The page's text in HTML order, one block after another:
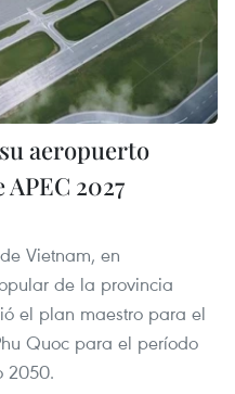
aeropuerto
2027
Vietnam, en
de la provincia
el plan maestro para el
Quoc para el período
2050.